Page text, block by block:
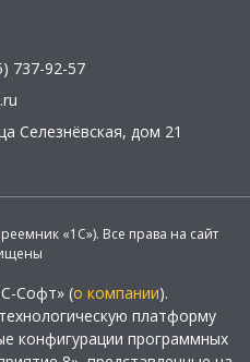
737-92-57
Селезнёвская, дом 21
«1С»). Все права на сайт
Софт» (о компании).
платформу
конфигурации программных